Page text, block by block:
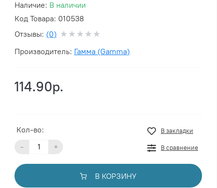
Наличие: В наличии
Код Товара: 010538
Отзывы: (0)
Производитель: Гамма (Gamma)
114.90р.
Кол-во:
- +
В закладки
В сравнение
В КОРЗИНУ